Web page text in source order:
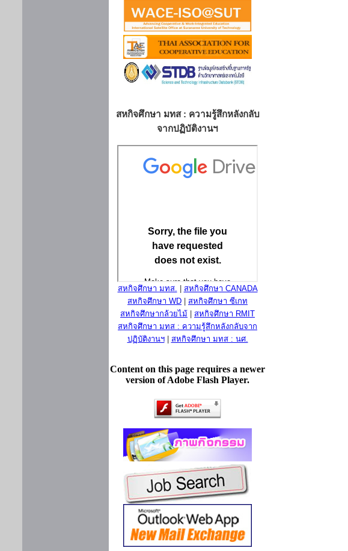
สหกิจศึกษา มทส : ความรู้สึกหลังกลับ
จากปฏิบัติงานฯ
สหกิจศึกษา มทส.
สหกิจศึกษา CANADA
สหกิจศึกษา WD
สหกิจศึกษา ซีเกท
สหกิจศึกษากล้วยไม้
สหกิจศึกษา RMIT
สหกิจศึกษา มทส : ความรู้สึกหลังกลับจาก
ปฏิบัติงานฯ| สหกิจศึกษา มทส : นศ.
Content on this page requires a newer
version of Adobe Flash Player.